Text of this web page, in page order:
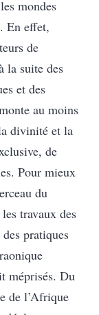
mondes
En effet,
de
la suite des
et des
au moins
divinité et la
de
Pour mieux
du
travaux des
pratiques
méprisés. Du
de l’Afrique